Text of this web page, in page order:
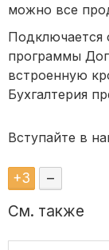
можно все
Подключается
программы
встроенную
Бухгалтерия
Вступайте в
+3 –
См. также